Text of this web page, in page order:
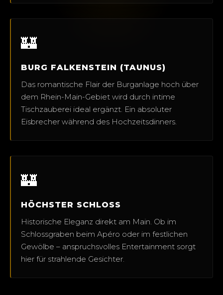
🏰
BURG FALKENSTEIN (TAUNUS)
Das romantische Flair der Burganlage hoch über
dem Rhein-Main-Gebiet wird durch intime
Tischzauberei ideal ergänzt. Ein absoluter
Eisbrecher während des Hochzeitsdinners.
🏰
HÖCHSTER SCHLOSS
Historische Eleganz direkt am Main. Ob im
Schlossgraben beim Apéro oder im festlichen
Gewölbe – anspruchsvolles Entertainment sorgt
hier für strahlende Gesichter.